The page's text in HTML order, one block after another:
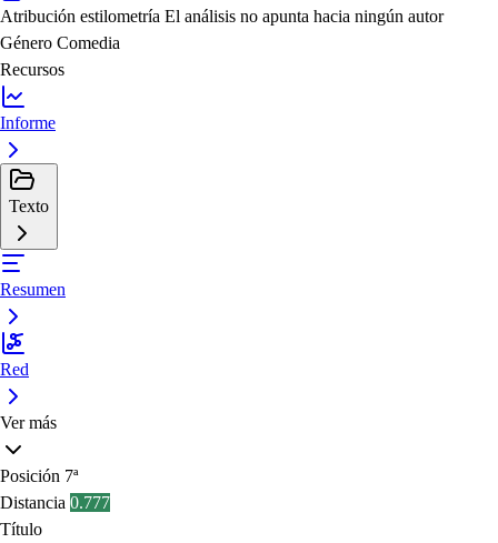
Atribución estilometría El análisis no apunta hacia ningún autor
Género Comedia
Recursos
Informe
Texto
Resumen
Red
Ver más
Posición 7ª
Distancia 0.777
Título